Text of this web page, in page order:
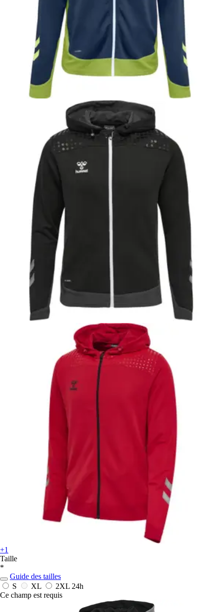
+1
Taille
*
Guide des tailles
S
XL 2XL 24h
Ce champ est requis